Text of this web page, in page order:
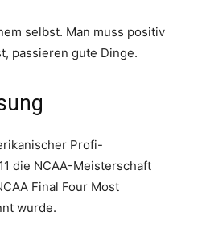
selbst. Man muss positiv
passieren gute Dinge.
Profi-
die NCAA-Meisterschaft
Final Four Most
wurde.